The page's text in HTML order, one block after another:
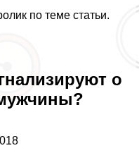
по теме статьи.
о